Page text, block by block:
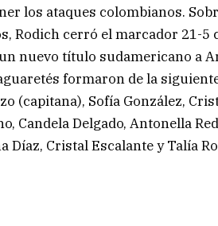
los ataques colombianos.
Rodich cerró el marcador 21-5
nuevo título sudamericano a
formaron de la
(capitana), Sofía González,
Candela Delgado, Antonella
Díaz, Cristal Escalante y Talía